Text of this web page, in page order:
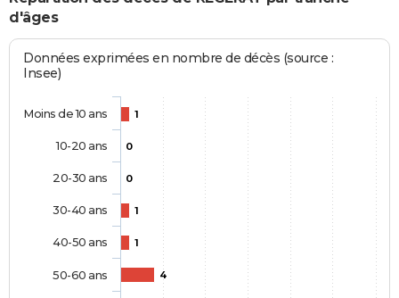
d'âges
Données exprimées en nombre de décès (source :
Insee)
1
0
0
1
1
4
Moins de 10 ans
10-20 ans
20-30 ans
30-40 ans
40-50 ans
50-60 ans